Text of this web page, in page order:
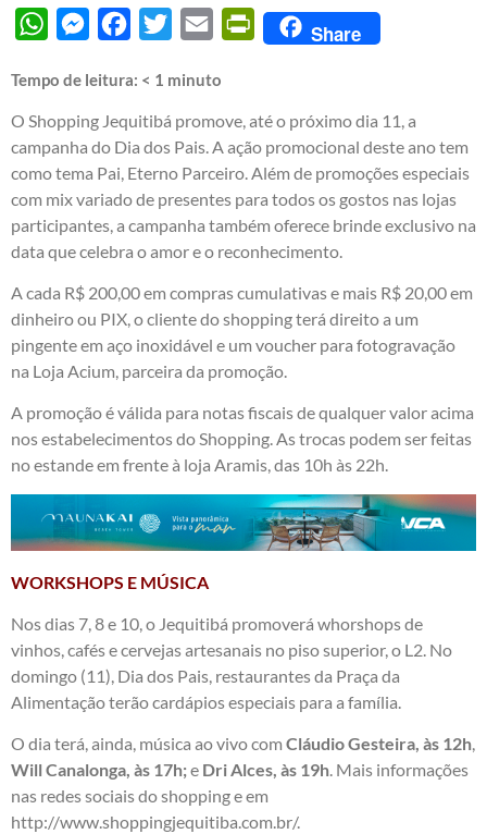
WhatsAppMessengerFacebook
Twitter Email PrintFriendly
Share
Tempo de leitura: < 1 minuto
O Shopping Jequitibá promove, até o próximo dia 11, a
campanha do Dia dos Pais. A ação promocional deste ano tem
como tema Pai, Eterno Parceiro. Além de promoções especiais
com mix variado de presentes para todos os gostos nas lojas
participantes, a campanha também oferece brinde exclusivo na
data que celebra o amor e o reconhecimento.
A cada R$ 200,00 em compras cumulativas e mais R$ 20,00 em
dinheiro ou PIX, o cliente do shopping terá direito a um
pingente em aço inoxidável e um voucher para fotogravação
na Loja Acium, parceira da promoção.
A promoção é válida para notas fiscais de qualquer valor acima
nos estabelecimentos do Shopping. As trocas podem ser feitas
no estande em frente à loja Aramis, das 10h às 22h.
WORKSHOPS E MÚSICA
Nos dias 7, 8 e 10, o Jequitibá promoverá whorshops de
vinhos, cafés e cervejas artesanais no piso superior, o L2. No
domingo (11), Dia dos Pais, restaurantes da Praça da
Alimentação terão cardápios especiais para a família.
O dia terá, ainda, música ao vivo com Cláudio Gesteira, às 12h,
Will Canalonga, às 17h;e Dri Alces, às 19h. Mais informações
nas redes sociais do shopping e em
http://www.shoppingjequitiba.com.br/.